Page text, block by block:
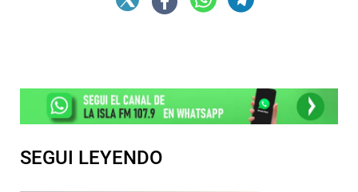
SEGUI LEYENDO